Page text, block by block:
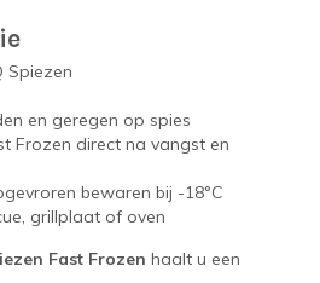
Spiezen
en geregen op spies
Frozen direct na vangst en
bewaren bij -18°C
grillplaat of oven
Fast Frozen haalt u een